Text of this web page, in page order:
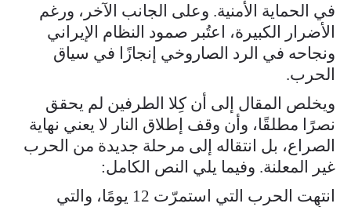
في الحماية الأمنية. وعلى الجانب الآخر، ورغم
الأضرار الكبيرة، اعتُبر صمود النظام الإيراني
ونجاحه في الرد الصاروخي إنجازًا في سياق
الحرب.
ويخلص المقال إلى أن كِلا الطرفين لم يحقق
نصرًا مطلقًا، وأن وقف إطلاق النار لا يعني نهاية
الصراع، بل انتقاله إلى مرحلة جديدة من الحرب
غير المعلنة. وفيما يلي النص الكامل:
انتهت الحرب التي استمرّت 12 يومًا، والتي